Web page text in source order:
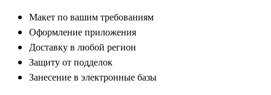
Макет по вашим требованиям
Оформление приложения
Доставку в любой регион
Защиту от подделок
Занесение в электронные базы